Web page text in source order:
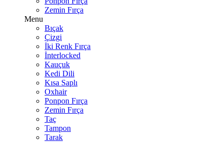
Zemin Fırça
Menu
Bıçak
Çizgi
İki Renk Fırça
İnterlocked
Kauçuk
Kedi Dili
Kısa Saplı
Oxhair
Ponpon Fırça
Zemin Fırça
Taç
Tampon
Tarak